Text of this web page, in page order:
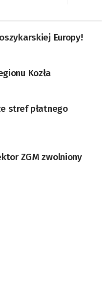
Europy!
Kozła
stref płatnego
ZGM zwolniony